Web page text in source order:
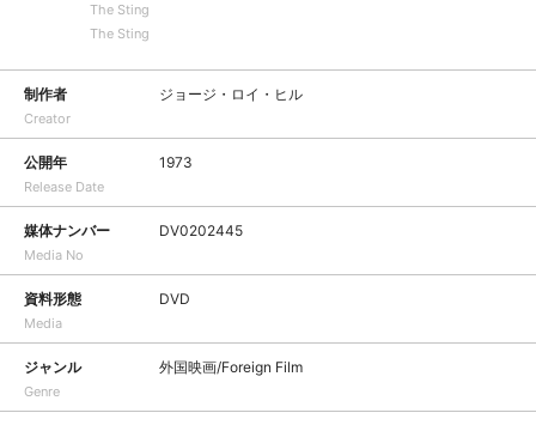
The Sting
The Sting
制作者
Creator
ジョージ・ロイ・ヒル
公開年
Release Date
1973
媒体ナンバー
Media No
DV0202445
資料形態
Media
DVD
ジャンル
Genre
外国映画/Foreign Film